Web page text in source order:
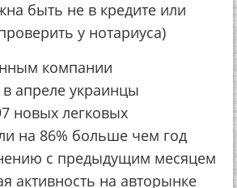
быть не в кредите или
у нотариуса)
компании
апреле украинцы
новых легковых
на 86% больше чем год
с предыдущим месяцем
активность на авторынке